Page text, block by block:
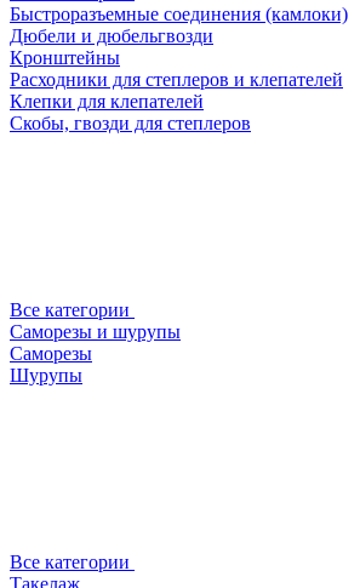
Быстроразъемные соединения (камлоки)
Дюбели и дюбельгвозди
Кронштейны
Расходники для степлеров и клепателей
Клепки для клепателей
Скобы, гвозди для степлеров
Все категории
Саморезы и шурупы
Саморезы
Шурупы
Все категории
Такелаж